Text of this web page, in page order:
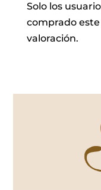
Solo los
comprado
valoración.